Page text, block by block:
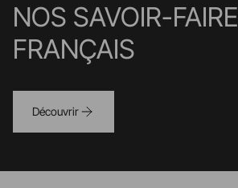
NOS SAVOIR-FAIRE
FRANÇAIS
Découvrir